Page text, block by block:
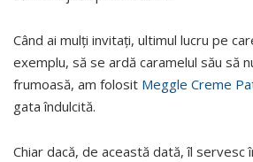
Când ai mulţi invitaţi, ultimul lucru pe
exemplu, să se ardă caramelul său să
frumoasă, am folosit Meggle Creme
gata îndulcită.
Chiar dacă, de această dată, îl servesc